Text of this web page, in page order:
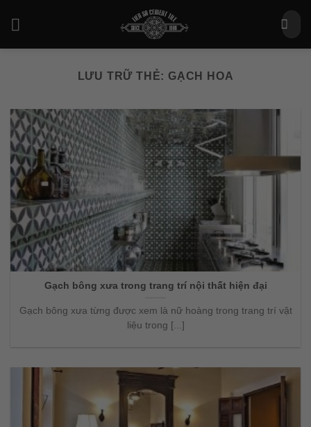
Tìm
kiếm:
LƯU TRỮ THẺ: GẠCH HOA
Gạch bông xưa trong trang trí nội thất hiện đại
Gạch bông xưa từng được xem là nữ hoàng trong trang trí vật
liệu trong [...]